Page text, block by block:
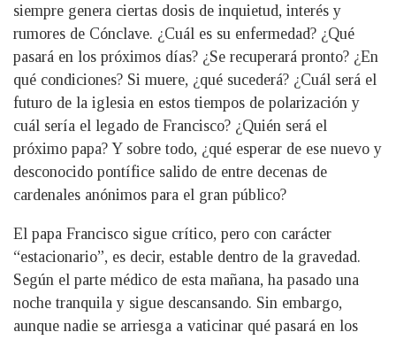
siempre genera ciertas dosis de inquietud, interés y
rumores de Cónclave. ¿Cuál es su enfermedad? ¿Qué
pasará en los próximos días? ¿Se recuperará pronto? ¿En
qué condiciones? Si muere, ¿qué sucederá? ¿Cuál será el
futuro de la iglesia en estos tiempos de polarización y
cuál sería el legado de Francisco? ¿Quién será el
próximo papa? Y sobre todo, ¿qué esperar de ese nuevo y
desconocido pontífice salido de entre decenas de
cardenales anónimos para el gran público?
El papa Francisco sigue crítico, pero con carácter
“estacionario”, es decir, estable dentro de la gravedad.
Según el parte médico de esta mañana, ha pasado una
noche tranquila y sigue descansando. Sin embargo,
aunque nadie se arriesga a vaticinar qué pasará en los